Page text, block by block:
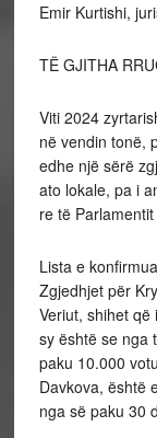
Emir Kurtishi,
TË GJITHA
Viti 2024
në vendin tonë,
edhe një sërë
ato lokale, pa i
re të
Lista e
Zgjedhjet për
Veriut, shihet
sy është se nga
paku 10.000
Davkova, është
nga së paku 30